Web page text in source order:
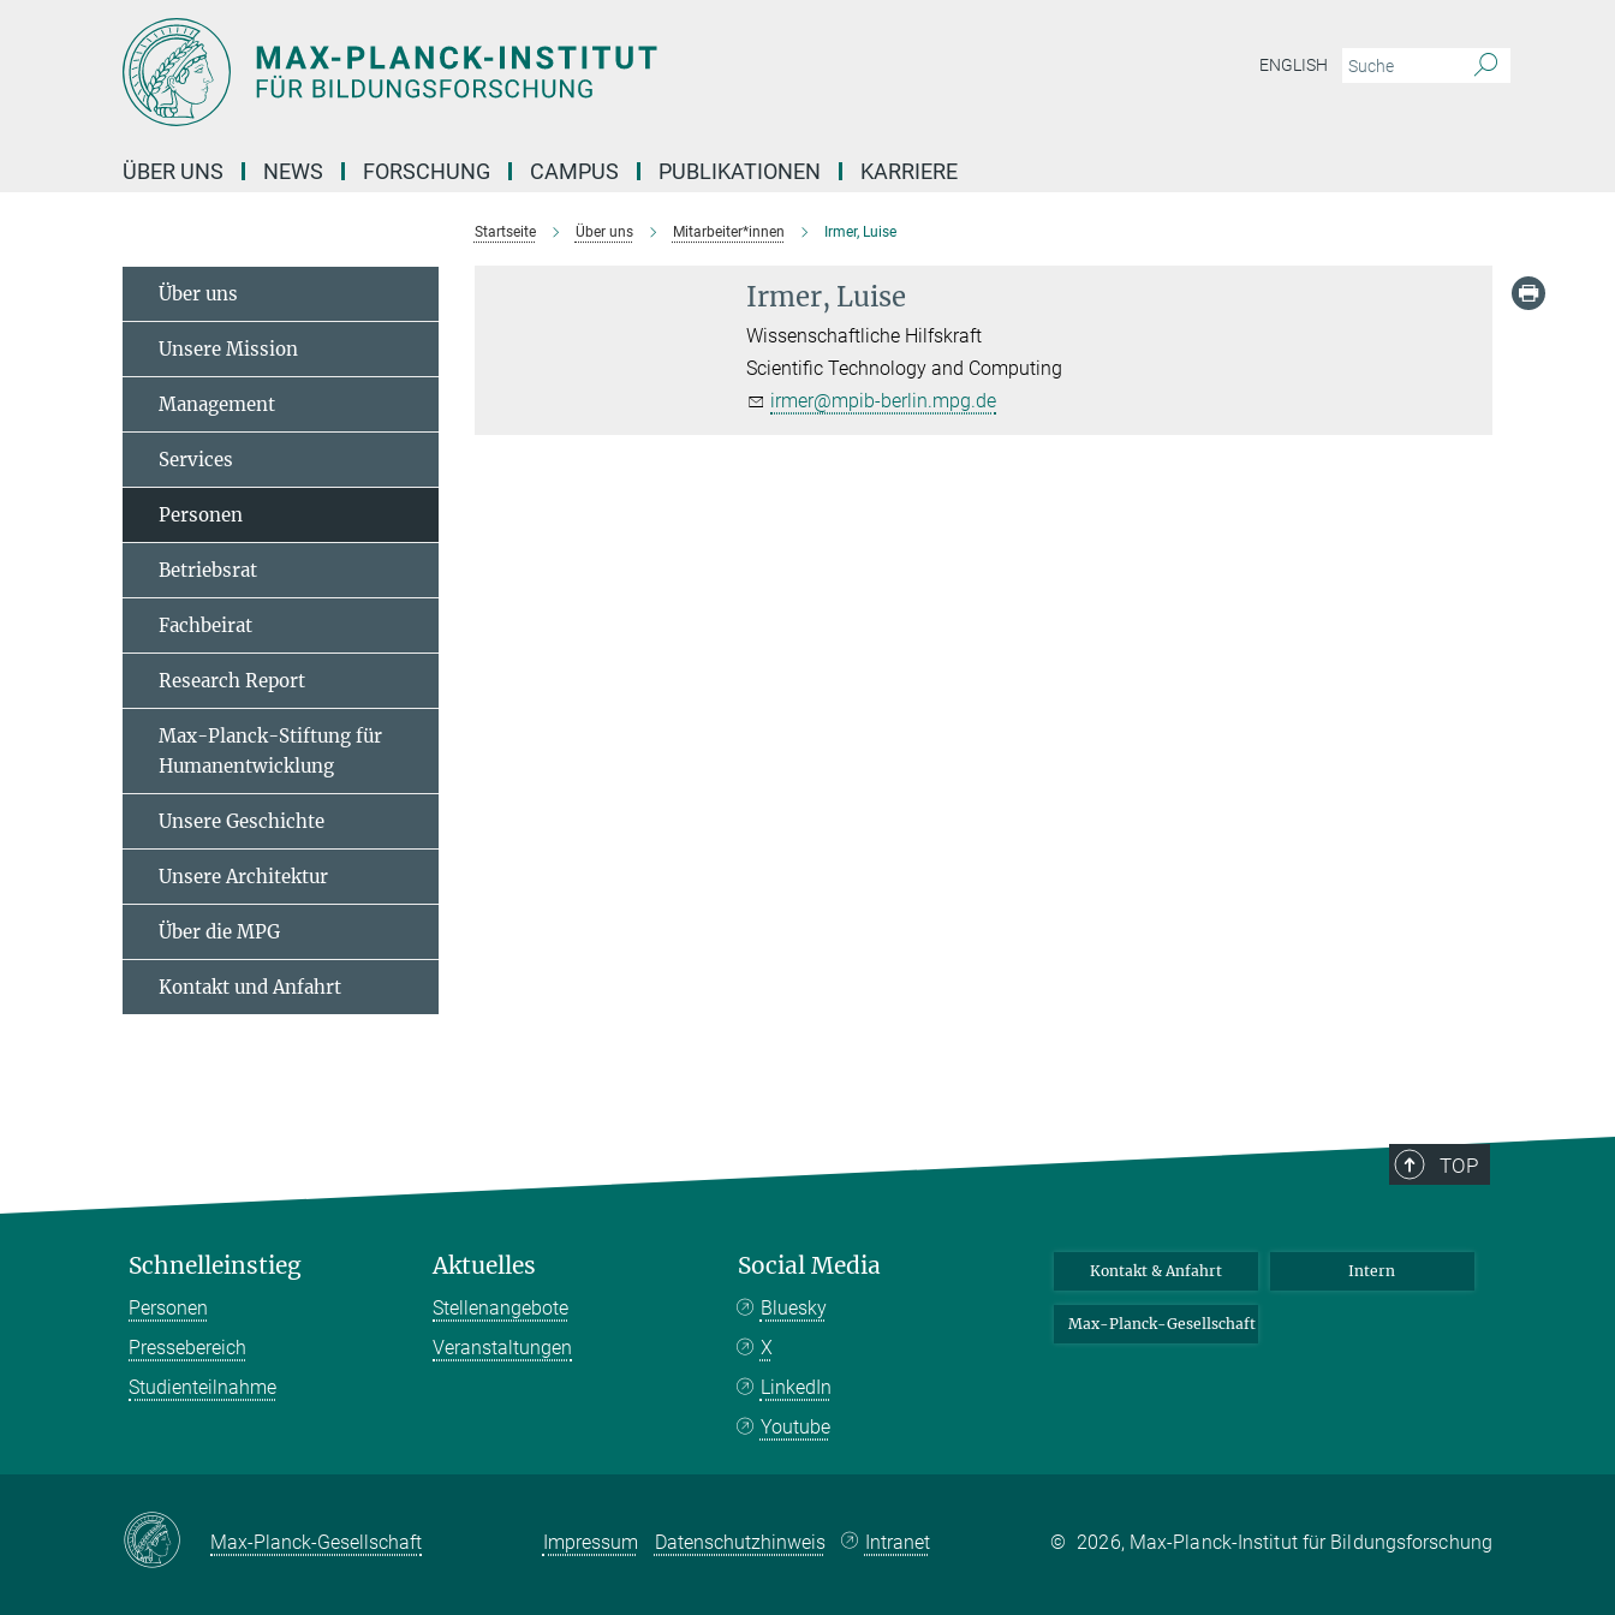
ENGLISH
ÜBER UNS NEWS FORSCHUNG CAMPUS PUBLIKATIONEN KARRIERE
Startseite Über uns Mitarbeiter*innen Irmer, Luise
Irmer, Luise
Wissenschaftliche Hilfskraft
Scientific Technology and Computing
irmer@mpib-berlin.mpg.de
Über uns
Unsere Mission
Management
Services
Personen
Betriebsrat
Fachbeirat
Research Report
Max-Planck-Stiftung für
Humanentwicklung
Unsere Geschichte
Unsere Architektur
Über die MPG
Kontakt und Anfahrt
TOP
Schnelleinstieg
Personen
Pressebereich
Studienteilnahme
Aktuelles
Stellenangebote
Veranstaltungen
Social Media
Bluesky
X
LinkedIn
Youtube
Kontakt & Anfahrt Intern
Max-Planck-Gesellschaft
Max-Planck-Gesellschaft Impressum Datenschutzhinweis Intranet © 2026, Max-Planck-Institut für Bildungsforschung